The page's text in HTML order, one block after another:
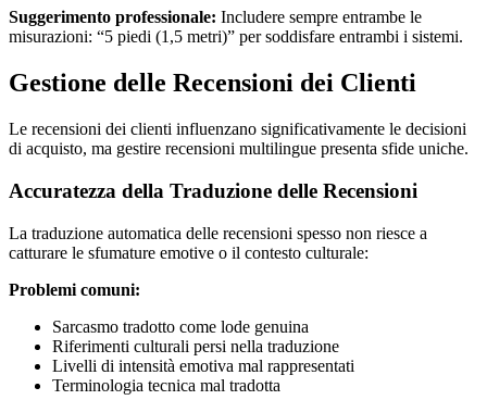
Suggerimento professionale: Includere sempre entrambe le
misurazioni: “5 piedi (1,5 metri)” per soddisfare entrambi i sistemi.
Gestione delle Recensioni dei Clienti
Le recensioni dei clienti influenzano significativamente le decisioni
di acquisto, ma gestire recensioni multilingue presenta sfide uniche.
Accuratezza della Traduzione delle Recensioni
La traduzione automatica delle recensioni spesso non riesce a
catturare le sfumature emotive o il contesto culturale:
Problemi comuni:
Sarcasmo tradotto come lode genuina
Riferimenti culturali persi nella traduzione
Livelli di intensità emotiva mal rappresentati
Terminologia tecnica mal tradotta